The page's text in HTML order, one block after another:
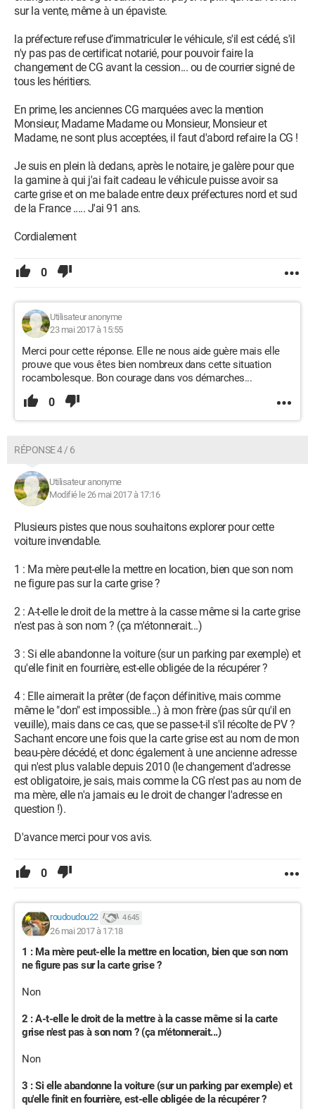
sur la vente, même à un épaviste.
la préfecture refuse d’immatriculer le véhicule, s'il est cédé, s'il
n'y pas pas de certificat notarié, pour pouvoir faire la
changement de CG avant la cession... ou de courrier signé de
tous les héritiers.
En prime, les anciennes CG marquées avec la mention
Monsieur, Madame Madame ou Monsieur, Monsieur et
Madame, ne sont plus acceptées, il faut d'abord refaire la CG !
Je suis en plein là dedans, après le notaire, je galère pour que
la gamine à qui j'ai fait cadeau le véhicule puisse avoir sa
carte grise et on me balade entre deux préfectures nord et sud
de la France ..... J'ai 91 ans.
Cordialement
0
Utilisateur anonyme
23 mai 2017 à 15:55
Merci pour cette réponse. Elle ne nous aide guère mais elle
prouve que vous êtes bien nombreux dans cette situation
rocambolesque. Bon courage dans vos démarches...
0
RÉPONSE 4 / 6
Utilisateur anonyme
Modifié le 26 mai 2017 à 17:16
Plusieurs pistes que nous souhaitons explorer pour cette
voiture invendable.
1 : Ma mère peut-elle la mettre en location, bien que son nom
ne figure pas sur la carte grise ?
2 : A-t-elle le droit de la mettre à la casse même si la carte grise
n'est pas à son nom ? (ça m'étonnerait...)
3 : Si elle abandonne la voiture (sur un parking par exemple) et
qu'elle finit en fourrière, est-elle obligée de la récupérer ?
4 : Elle aimerait la prêter (de façon définitive, mais comme
même le "don" est impossible...) à mon frère (pas sûr qu'il en
veuille), mais dans ce cas, que se passe-t-il s'il récolte de PV ?
Sachant encore une fois que la carte grise est au nom de mon
beau-père décédé, et donc également à une ancienne adresse
qui n'est plus valable depuis 2010 (le changement d'adresse
est obligatoire, je sais, mais comme la CG n'est pas au nom de
ma mère, elle n'a jamais eu le droit de changer l'adresse en
question !).
D'avance merci pour vos avis.
0
roudoudou22 4 645
26 mai 2017 à 17:18
1 : Ma mère peut-elle la mettre en location, bien que son nom
ne figure pas sur la carte grise ?
Non
2 : A-t-elle le droit de la mettre à la casse même si la carte
grise n'est pas à son nom ? (ça m'étonnerait...)
Non
3 : Si elle abandonne la voiture (sur un parking par exemple) et
qu'elle finit en fourrière, est-elle obligée de la récupérer ?